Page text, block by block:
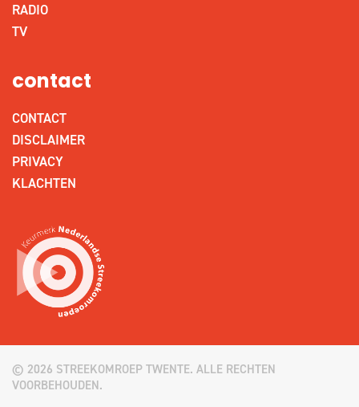
RADIO
TV
contact
CONTACT
DISCLAIMER
PRIVACY
KLACHTEN
© 2026 STREEKOMROEP TWENTE. ALLE RECHTEN
VOORBEHOUDEN.